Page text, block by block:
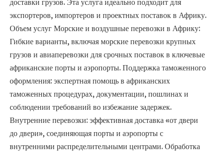
доставки грузов. Эта услуга идеально подходит для
экспортеров, импортеров и проектных поставок в Африку.
Объем услуг Морские и воздушные перевозки в Африку:
Гибкие варианты, включая морские перевозки крупных
грузов и авиаперевозки для срочных поставок в ключевые
африканские порты и аэропорты. Поддержка таможенного
оформления: экспертная помощь в африканских
таможенных процедурах, документации, пошлинах и
соблюдении требований во избежание задержек.
Внутренние перевозки: эффективная доставка «от двери
до двери», соединяющая порты и аэропорты с
внутренними распределительными центрами. Обработка